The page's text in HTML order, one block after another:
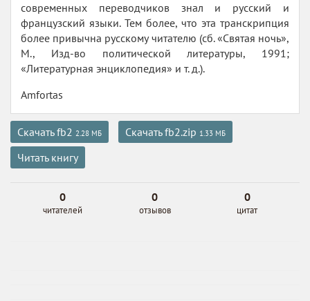
современных переводчиков знал и русский и
французский языки. Тем более, что эта транскрипция
более привычна русскому читателю (сб. «Святая ночь»,
М., Изд-во политической литературы, 1991;
«Литературная энциклопедия» и т. д.).
Amfortas
Скачать fb2 2.28 МБ Скачать fb2.zip 1.33 МБ
Читать книгу
0
читателей
0
отзывов
0
цитат